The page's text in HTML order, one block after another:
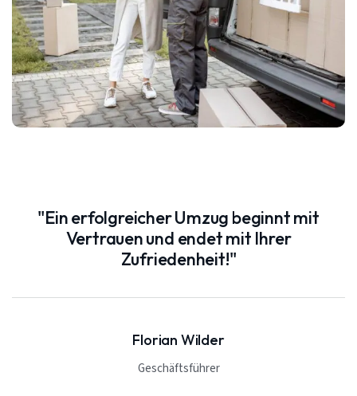
"Ein erfolgreicher Umzug beginnt mit
Vertrauen und endet mit Ihrer
Zufriedenheit!"
Florian Wilder
Geschäftsführer